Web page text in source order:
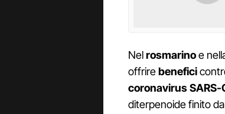
Nelrosmarinoe
offrirebenefici
coronavirus SARS-
diterpenoide finito